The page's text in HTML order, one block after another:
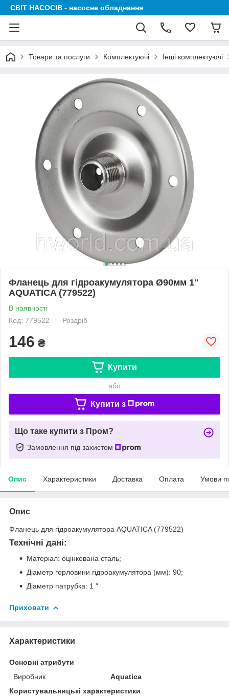
СВІТ НАСОСІВ - насосне обладнання
Товари та послуги Комплектуючі Інші комплектуючі
Фланець для гідроакумулятора Ø90мм 1"
AQUATICA (779522)
В наявності
Код: 779522
Роздріб
146 ₴
Купити
або
Купити з
Що таке купити з Пром?
Замовлення під захистом
Опис Характеристики Доставка Оплата Умови
Опис
Фланець для гідроакумулятора AQUATICA (779522)
Технічні дані:
Матеріал: оцінкована сталь;
Діаметр горловини гідроакумулятора (мм): 90;
Діаметр патрубка: 1 "
Приховати
Характеристики
Основні атрибути
Виробник
Aquatica
Користувальницькі характеристики